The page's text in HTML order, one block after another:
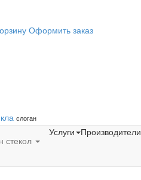
Оформить заказ
слоган
стекол
Услуги Производители